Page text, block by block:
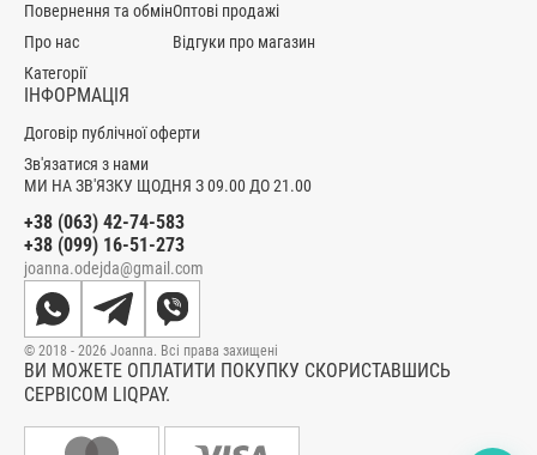
МИ НА ЗВ'ЯЗКУ ЩОДНЯ З 09.00 ДО 21.00
+38 (063) 42-74-583
+38 (099) 16-51-273
joanna.odejda@gmail.com
Повернення та обмін
Про нас
Категорії
Оптові продажі
Відгуки про магазин
ІНФОРМАЦІЯ
Договір публічної оферти
Зв'язатися з нами
ВИ МОЖЕТЕ ОПЛАТИТИ ПОКУПКУ СКОРИСТАВШИСЬ
СЕРВІСОМ LIQPAY.
© 2018 - 2026 Joanna. Всі права захищені